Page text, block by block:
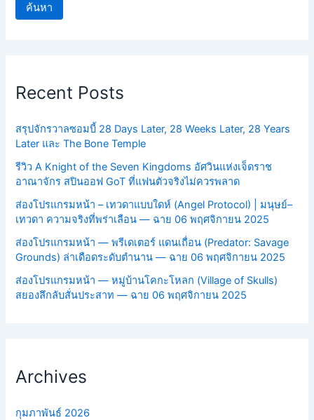
ค้นหา
Recent Posts
สรุปจักรวาลซอมบี้ 28 Days Later, 28 Weeks Later, 28 Years
Later และ The Bone Temple
รีวิว A Knight of the Seven Kingdoms อัศวินแห่งเจ็ดราช
อาณาจักร สปินออฟ GoT ที่แฟนตัวจริงไม่ควรพลาด
ส่องโปรแกรมหน้า – เทวดาแบบใดห์ (Angel Protocol) | มนุษย์–
เทวดา ความจริงที่พร่าเลือน — ฉาย 06 พฤศจิกายน 2025
ส่องโปรแกรมหน้า — พรีเดเตอร์ แดนเถื่อน (Predator: Savage
Grounds) ล่าเดือดระดับตำนาน — ฉาย 06 พฤศจิกายน 2025
ส่องโปรแกรมหน้า — หมู่บ้านโคกะโหลก (Village of Skulls)
สยองลึกลับสั่นประสาท — ฉาย 06 พฤศจิกายน 2025
Archives
กุมภาพันธ์ 2026